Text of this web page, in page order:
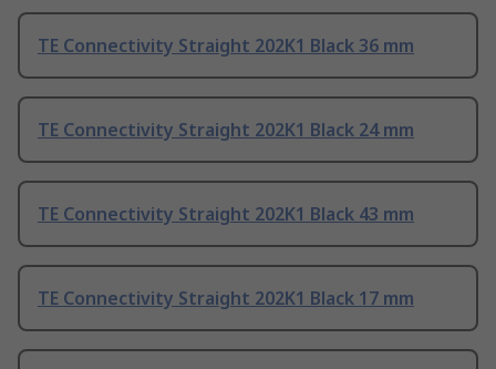
TE Connectivity Straight 202K1 Black 36 mm
TE Connectivity Straight 202K1 Black 24 mm
TE Connectivity Straight 202K1 Black 43 mm
TE Connectivity Straight 202K1 Black 17 mm